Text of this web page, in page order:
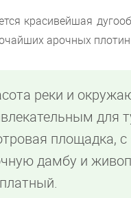
красивейшая
арочных
реки и
для
площадка, с
дамбу и